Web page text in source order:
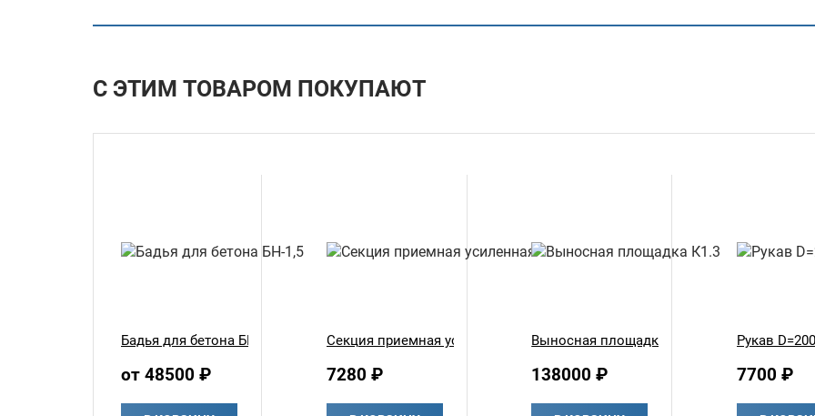
С ЭТИМ ТОВАРОМ ПОКУПАЮТ
Бадья для бетона БН-1,5
от 48500 ₽
Секция приемная усиленная
7280 ₽
Выносная площадка К1.3
138000 ₽
Рукав
7700 ₽